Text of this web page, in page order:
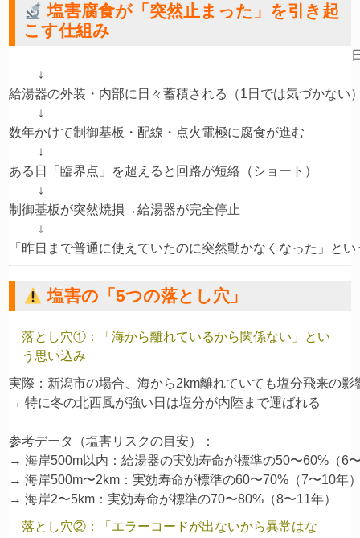
塩害腐食が「突然止まった」を引き起
こす仕組み
         ↓
給湯器の外装・内部に日々蓄積される（1日では気づかない
         ↓
数年かけて制御基板・配線・点火電極に腐食が進む
         ↓
ある日「臨界点」を超えると回路が短絡（ショート）
         ↓
制御基板が突然焼損→給湯器が完全停止
         ↓
塩害の「5つの落とし穴」
落とし穴①：「海から離れているから関係ない」とい
う思い込み
実際：新潟市の場合、海から2km離れていても塩分飛来の影
→ 特に冬の北西風が強い日は塩分が内陸まで運ばれる
参考データ（塩害リスクの目安）：
→ 海岸500m以内：給湯器の実効寿命が標準の50〜60%（6
→ 海岸500m〜2km：実効寿命が標準の60〜70%（7〜10年
落とし穴②：「エラーコードが出ないから異常はな